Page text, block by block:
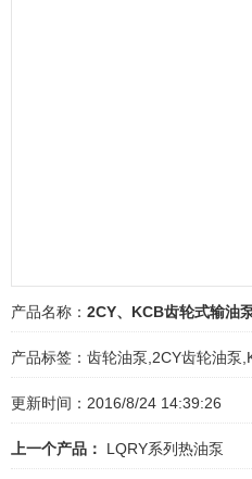
产品名称： 2CY、KCB齿轮式输油
产品标签： 齿轮油泵,2CY齿轮油泵
更新时间：2016/8/24 14:39:26
上一个产品： LQRY系列热油泵